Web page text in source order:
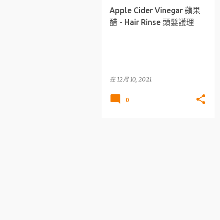
Apple Cider Vinegar 蘋果
醋 - Hair Rinse 頭髮護理
在12月 10, 2021
0